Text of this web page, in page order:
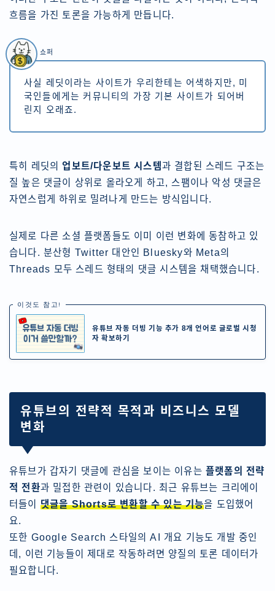
흐름을 가진 토론을 가능하게 만듭니다.
사실 레딧이라는 사이트가 우리한테는 어색하지만, 미
국인들에게는 커뮤니티의 가장 기본 사이트가 되어버
린지 오래죠.
쇼퍼
특히 레딧의업보트/다운보트 시스템과 결합된 스레드 구조는
질 높은 댓글이 상위로 올라오게 하고, 스팸이나 악성 댓글은
자연스럽게 하위로 밀려나게 만드는 방식입니다.
실제로 다른 소셜 플랫폼들도 이미 이런 변화에 동참하고 있
습니다. 분산형 Twitter 대안인 Bluesky와 Meta의
Threads 모두 스레드 형태의 댓글 시스템을 채택했습니다.
이것도 참고!
유튜브 자동 더빙 기능 추가 8개 언어로 글로벌 시청
자 확보하기
유튜브의 전략적 목적과 비즈니스 모델
변화
유튜브가 갑자기 댓글에 관심을 보이는 이유는 플랫폼의 전략
적 전환과 밀접한 관련이 있습니다. 최근 유튜브는 크리에이
터들이 댓글을 Shorts로 변환할 수 있는 기능을 도입했어
요.
또한 Google Search 스타일의 AI 개요 기능도 개발 중인
데, 이런 기능들이 제대로 작동하려면 양질의 토론 데이터가
필요합니다.